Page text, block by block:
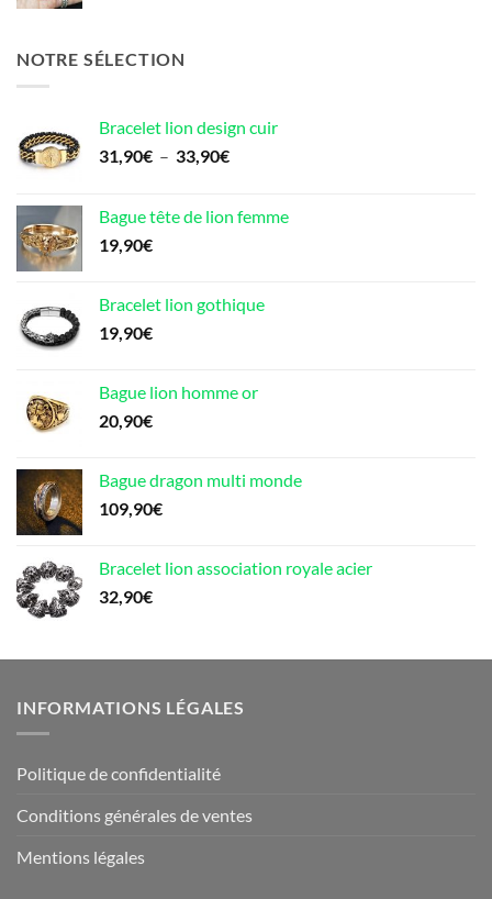
NOTRE SÉLECTION
Bracelet lion design cuir
31,90€ – 33,90€Plage
31,90€
Bague tête de lion femme
19,90€
Bracelet lion gothique
19,90€
Bague lion homme or
20,90€
Bague dragon multi monde
109,90€
Bracelet lion association royale acier
32,90€
INFORMATIONS LÉGALES
Politique de confidentialité
Conditions générales de ventes
Mentions légales